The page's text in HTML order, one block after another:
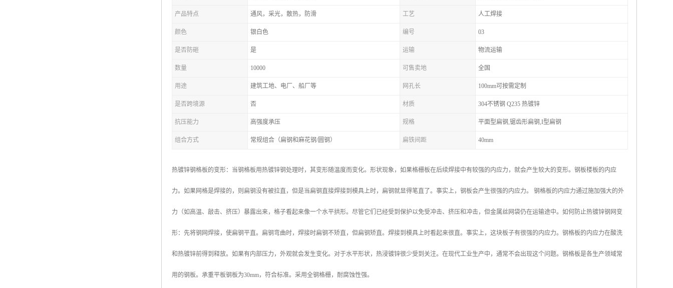
产品特点 通风，采光，散热，防滑 工艺 人工焊接
颜色 银白色 编号 03
是否防砸 是 运输 物流运输
数量 10000 可售卖地 全国
用途 建筑工地、电厂、船厂等 网孔长 100mm可按需定制
是否跨境源 否 材质 304不锈钢 Q235 热镀锌
抗压能力 高强度承压 规格 平面型扁钢,锯齿形扁钢,I型扁钢
组合方式 常规组合（扁钢和麻花钢/圆钢） 扁铁间距 40mm
热镀锌钢格板的变形：当钢格板用热镀锌钢处理时，其变形随温度而变化。形状现象，如果格栅板在后续焊接中有较强的内应力，就会产生较大的变形。钢板楼板的内应
力。如果网格是焊接的，则扁钢没有被拉直，但是当扁钢直接焊接到模具上时，扁钢就显得笔直了。事实上，钢板会产生很强的内应力。 钢格板的内应力通过施加强大的外
力（如高温、敲击、挤压）暴露出来，格子看起来像一个水平拱形。尽管它们已经受到保护以免受冲击、挤压和冲击，但金属丝网袋仍在运输途中。如何防止热镀锌钢网变
形：先将钢网焊接，使扁钢平直。扁钢弯曲时，焊接时扁钢不矫直，但扁钢矫直。焊接到模具上时看起来很直。事实上，这块板子有很强的内应力。钢格板的内应力在酸洗
和热镀锌前得到释放。如果有内部压力，外观就会发生变化。对于水平形状，热浸镀锌很少受到关注。在现代工业生产中，通常不会出现这个问题。钢格板是各生产领域常
用的钢板。承重平板钢板为30mm，符合标准。采用全钢格栅，耐腐蚀性强。